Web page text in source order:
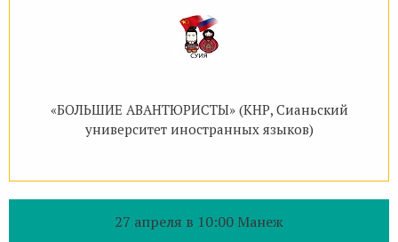
«БОЛЬШИЕ АВАНТЮРИСТЫ» (КНР, Сианьский
университет иностранных языков)
27 апреля в 10:00 Манеж